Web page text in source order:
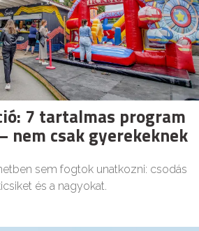
7 tartalmas program
nem csak gyerekeknek
sem fogtok unatkozni: csodás
és a nagyokat.